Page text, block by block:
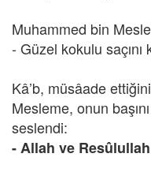
Muhammed bin
- Güzel kokulu
Kâ’b, müsâade
Mesleme, onun
seslendi:
- Allah ve